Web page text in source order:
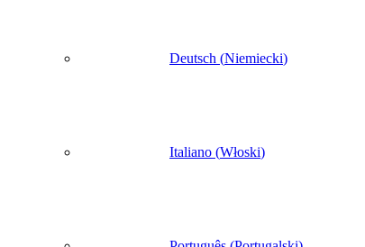
Deutsch (Niemiecki)
Italiano (Włoski)